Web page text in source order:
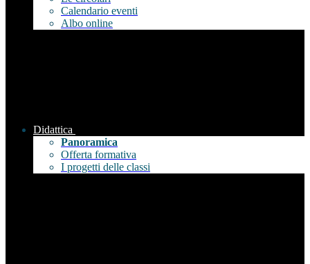
Calendario eventi
Albo online
Didattica
Panoramica
Offerta formativa
I progetti delle classi